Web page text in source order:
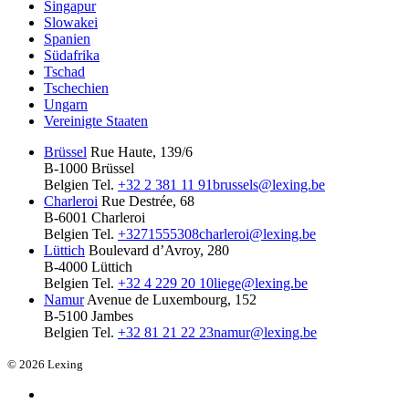
Singapur
Slowakei
Spanien
Südafrika
Tschad
Tschechien
Ungarn
Vereinigte Staaten
Brüssel Rue Haute, 139/6
B-1000 Brüssel
Belgien Tel. +32 2 381 11 91brussels@lexing.be
Charleroi Rue Destrée, 68
B-6001 Charleroi
Belgien Tel. +3271555308charleroi@lexing.be
Lüttich Boulevard d’Avroy, 280
B-4000 Lüttich
Belgien Tel. +32 4 229 20 10liege@lexing.be
Namur Avenue de Luxembourg, 152
B-5100 Jambes
Belgien Tel. +32 81 21 22 23namur@lexing.be
© 2026 Lexing